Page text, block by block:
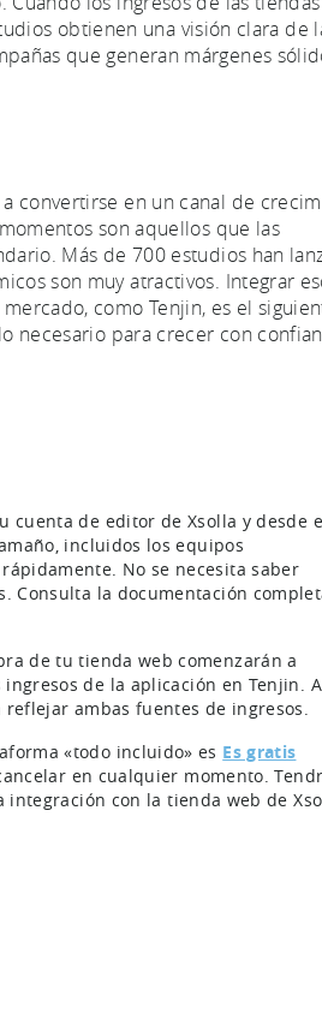
obtienen una visión clara de
que generan márgenes
convertirse en un canal de
son aquellos que las
Más de 700 estudios han
son muy atractivos. Integrar
como Tenjin, es el
para crecer con
cuenta de editor de Xsolla y desde
incluidos los equipos
No se necesita saber
Consulta la documentación
de tu tienda web comenzarán a
de la aplicación en Tenjin. A
reflejar ambas fuentes de ingresos.
«todo incluido» es Es gratis
en cualquier momento.
integración con la tienda web de